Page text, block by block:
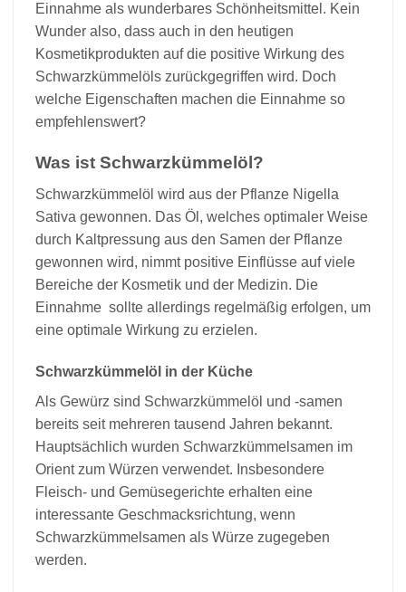
Einnahme als wunderbares Schönheitsmittel. Kein
Wunder also, dass auch in den heutigen
Kosmetikprodukten auf die positive Wirkung des
Schwarzkümmelöls zurückgegriffen wird. Doch
welche Eigenschaften machen die Einnahme so
empfehlenswert?
Was ist Schwarzkümmelöl?
Schwarzkümmelöl wird aus der Pflanze Nigella
Sativa gewonnen. Das Öl, welches optimaler Weise
durch Kaltpressung aus den Samen der Pflanze
gewonnen wird, nimmt positive Einflüsse auf viele
Bereiche der Kosmetik und der Medizin. Die
Einnahme sollte allerdings regelmäßig erfolgen, um
eine optimale Wirkung zu erzielen.
Schwarzkümmelöl in der Küche
Als Gewürz sind Schwarzkümmelöl und -samen
bereits seit mehreren tausend Jahren bekannt.
Hauptsächlich wurden Schwarzkümmelsamen im
Orient zum Würzen verwendet. Insbesondere
Fleisch- und Gemüsegerichte erhalten eine
interessante Geschmacksrichtung, wenn
Schwarzkümmelsamen als Würze zugegeben
werden.